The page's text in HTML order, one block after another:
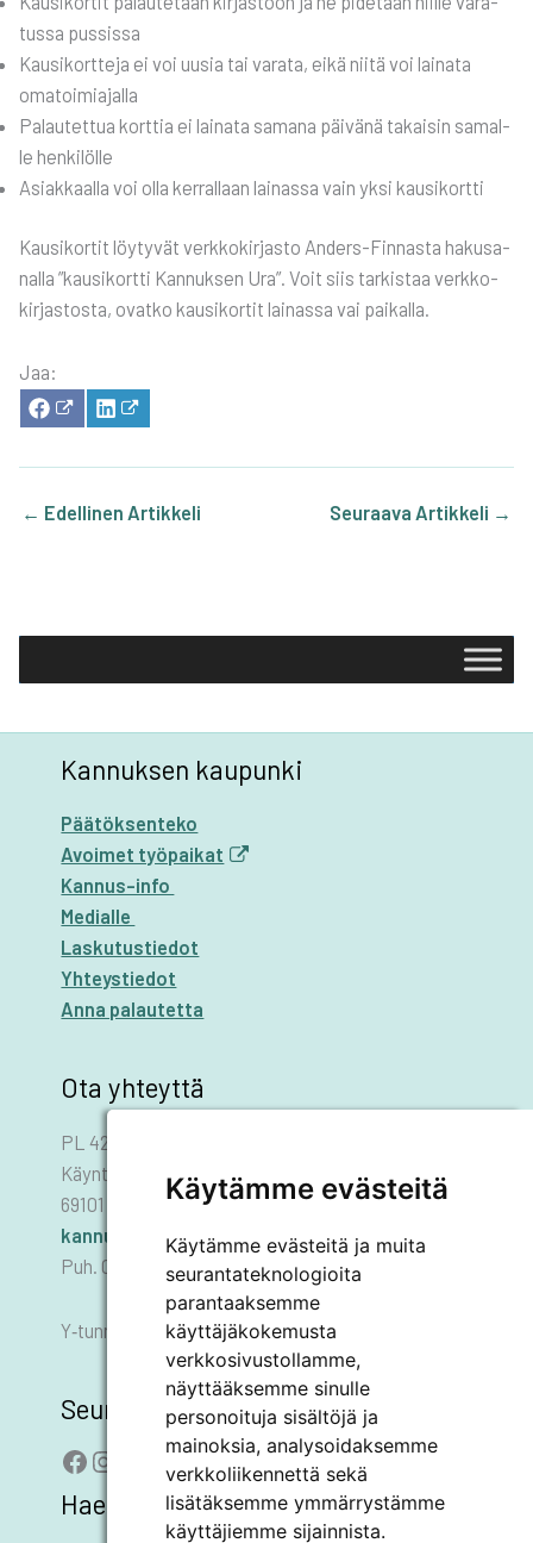
Käytämme evästeitä
Käytämme evästeitä ja muita
seurantateknologioita
parantaaksemme
käyttäjäkokemusta
verkkosivustollamme,
näyttääksemme sinulle
personoituja sisältöjä ja
mainoksia, analysoidaksemme
verkkoliikennettä sekä
lisätäksemme ymmärrystämme
käyttäjiemme sijainnista.
tus­sa pus­sis­sa
Kausi­kort­te­ja ei voi uusia tai vara­ta, eikä nii­tä voi lai­na­ta
oma­toi­mia­jal­la
Palau­tet­tua kort­tia ei lai­na­ta sama­na päi­vä­nä takai­sin samal­
le hen­ki­löl­le
Asiak­kaal­la voi olla ker­ral­laan lai­nas­sa vain yksi kausi­kort­ti
Kausi­kor­tit löy­ty­vät verk­ko­kir­jas­to Anders-Fin­nas­ta hakusa­
nal­la ”kausi­kort­ti Kan­nuk­sen Ura”. Voit siis tar­kis­taa verk­ko­
kir­jas­tos­ta, ovat­ko kausi­kor­tit lai­nas­sa vai pai­kal­la.
Jaa:
SHA­
RE
FACE­
SHA­
RE
LIN­
← Edellinen Artikkeli Seuraava Artikkeli →
Kannuksen kaupunki
Päätöksenteko
Avoimet työpaikat
Kannus-info
Medialle
Laskutustiedot
Yhteystiedot
Anna palautetta
Ota yhteyttä
PL 42
Käyntiosoite: Asematie 1
69101 KANNUS
kannus.kaupunki@kannus.ﬁ
Puh. 06 8745 111
Y‑tunnus 0178455–6
Seuraa meitä
Facebook
Instagram
LinkedIn
YouTube
Hae sivustolta